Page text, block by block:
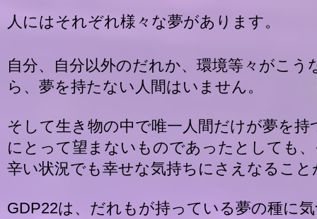
人にはそれぞれ様々な夢があります。
自分、自分以外のだれか、環境等々がこ
ら、夢を持たない人間はいません。
そして生き物の中で唯一人間だけが夢を
にとって望まないものであったとしても
辛い状況でも幸せな気持ちにさえなるこ
GDP22は、だれもが持っている夢の種に